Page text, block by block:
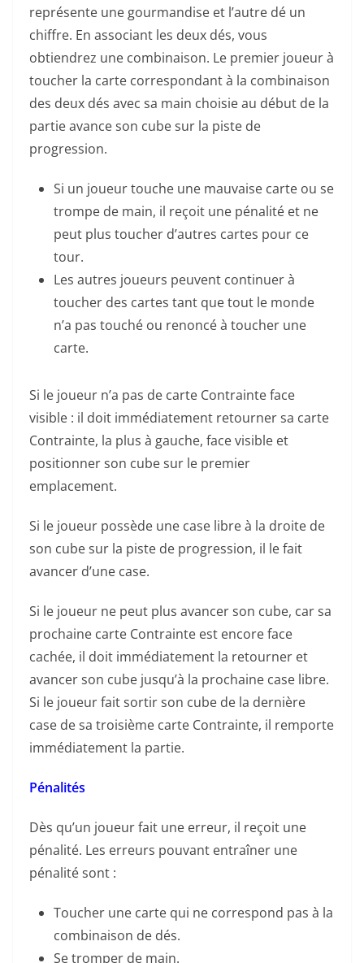
représente une gourmandise et l’autre dé un
chiffre. En associant les deux dés, vous
obtiendrez une combinaison. Le premier joueur à
toucher la carte correspondant à la combinaison
des deux dés avec sa main choisie au début de la
partie avance son cube sur la piste de
progression.
Si un joueur touche une mauvaise carte ou se
trompe de main, il reçoit une pénalité et ne
peut plus toucher d’autres cartes pour ce
tour.
Les autres joueurs peuvent continuer à
toucher des cartes tant que tout le monde
n’a pas touché ou renoncé à toucher une
carte.
Si le joueur n’a pas de carte Contrainte face
visible : il doit immédiatement retourner sa carte
Contrainte, la plus à gauche, face visible et
positionner son cube sur le premier
emplacement.
Si le joueur possède une case libre à la droite de
son cube sur la piste de progression, il le fait
avancer d’une case.
Si le joueur ne peut plus avancer son cube, car sa
prochaine carte Contrainte est encore face
cachée, il doit immédiatement la retourner et
avancer son cube jusqu’à la prochaine case libre.
Si le joueur fait sortir son cube de la dernière
case de sa troisième carte Contrainte, il remporte
immédiatement la partie.
Pénalités
Dès qu’un joueur fait une erreur, il reçoit une
pénalité. Les erreurs pouvant entraîner une
pénalité sont :
Toucher une carte qui ne correspond pas à la
combinaison de dés.
Se tromper de main.